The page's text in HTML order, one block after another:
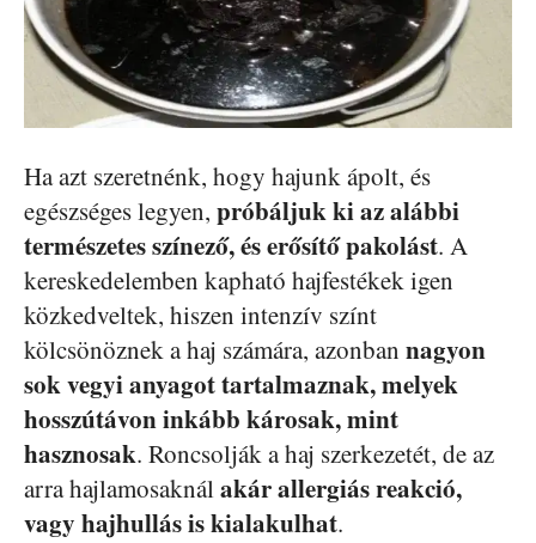
Ha azt szeretnénk, hogy hajunk ápolt, és
egészséges legyen, próbáljuk ki az alábbi
természetes színező, és erősítő pakolást. A
kereskedelemben kapható hajfestékek igen
közkedveltek, hiszen intenzív színt
kölcsönöznek a haj számára, azonban nagyon
sok vegyi anyagot tartalmaznak, melyek
hosszútávon inkább károsak, mint
hasznosak. Roncsolják a haj szerkezetét, de az
arra hajlamosaknálakár allergiás reakció,
vagy hajhullás is kialakulhat.